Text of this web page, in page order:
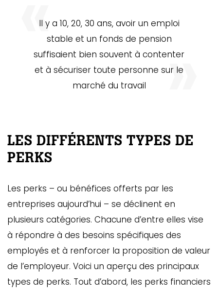
Il y a 10, 20, 30 ans, avoir un emploi
stable et un fonds de pension
suffisaient bien souvent à contenter
et à sécuriser toute personne sur le
marché du travail
LES DIFFÉRENTS TYPES DE
PERKS
Les perks – ou bénéfices offerts par les
entreprises aujourd’hui – se déclinent en
plusieurs catégories. Chacune d’entre elles vise
à répondre à des besoins spécifiques des
employés et à renforcer la proposition de valeur
de l’employeur. Voici un aperçu des principaux
types de perks. Tout d’abord, les perks financiers